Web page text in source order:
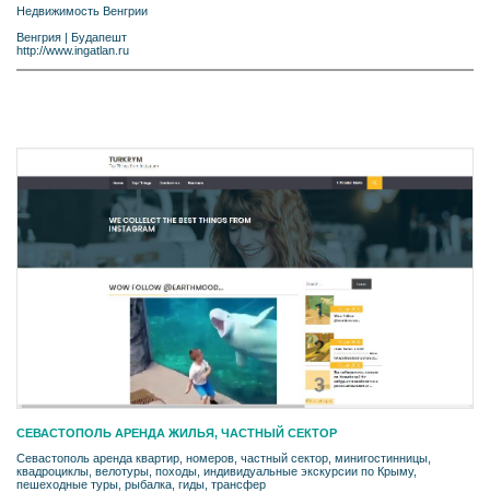
Недвижимость Венгрии
Венгрия
Будапешт
http://www.ingatlan.ru
СЕВАСТОПОЛЬ АРЕНДА ЖИЛЬЯ, ЧАСТНЫЙ СЕКТОР
Севастополь аренда квартир, номеров, частный сектор, минигостинницы,
квадроциклы, велотуры, походы, индивидуальные экскурсии по Крыму,
пешеходные туры, рыбалка, гиды, трансфер